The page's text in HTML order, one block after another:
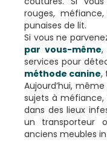
rouges,
punaises de lit.
Si vous ne
par vous-même,
services pour
méthode canine,
Aujourd’hui,
sujets à méfiance,
dans des lieux
un transporteur
anciens meubles